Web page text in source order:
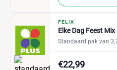
FELIX
Elke Dag Feest Mix
Standaard pak van
€22,99